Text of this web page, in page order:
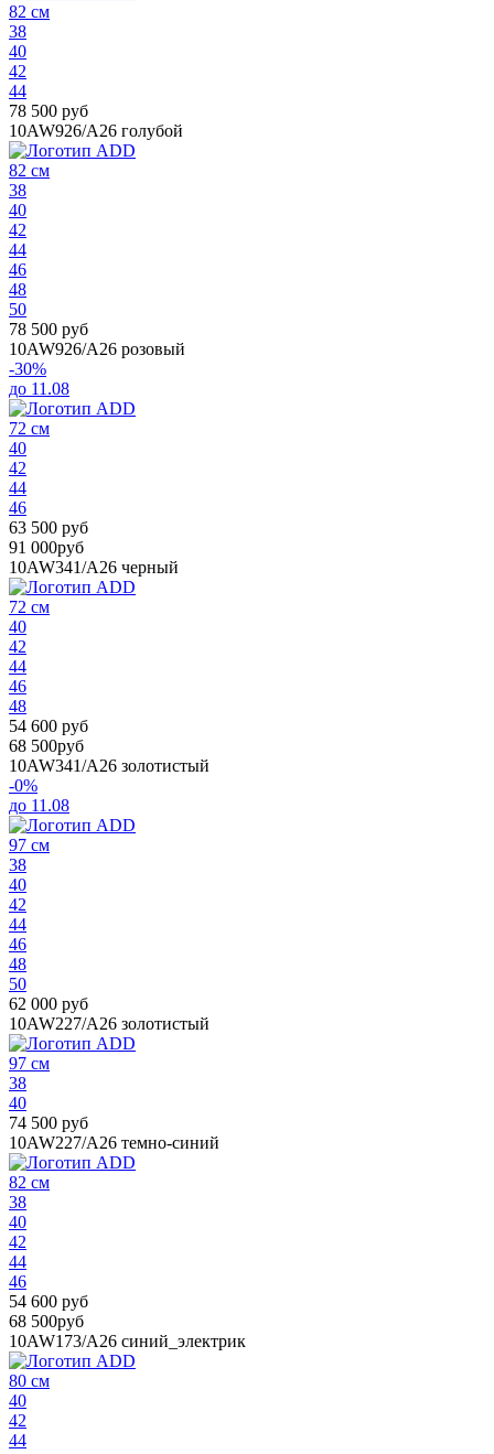
82 см
38
40
42
44
78 500 руб
10AW926/A26 голубой
82 см
38
40
42
44
46
48
50
78 500 руб
10AW926/A26 розовый
-30%
до 11.08
72 см
40
42
44
46
63 500 руб
91 000руб
10AW341/A26 черный
72 см
40
42
44
46
48
54 600 руб
68 500руб
10AW341/A26 золотистый
-0%
до 11.08
97 см
38
40
42
44
46
48
50
62 000 руб
10AW227/A26 золотистый
97 см
38
40
74 500 руб
10AW227/A26 темно-синий
82 см
38
40
42
44
46
54 600 руб
68 500руб
10AW173/A26 синий_электрик
80 см
40
42
44